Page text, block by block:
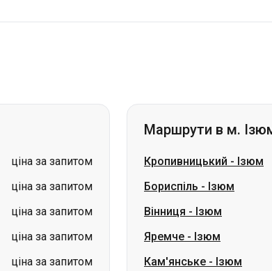
ціна за запитом
ціна за запитом
ціна за запитом
ціна за запитом
ціна за запитом
Вінниця- Ізюм
Яремче-Ізюм
Кам'янське-Ізюм
Кривий Ріг-Ізюм
Самар (Новомосковськ)
Павлоград-Ізюм